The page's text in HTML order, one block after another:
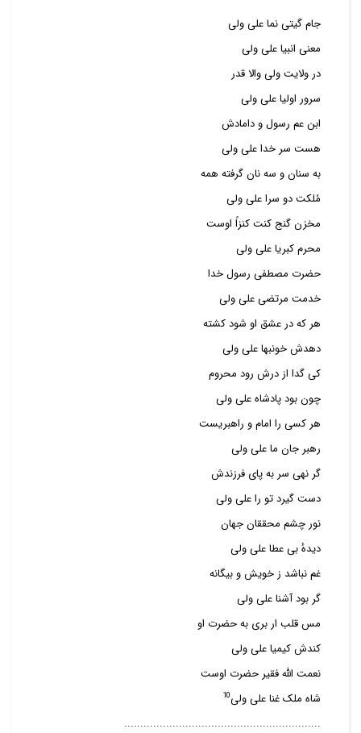
جام گیتی نما علی ولی
معنی انبیا علی ولی
در ولایت ولی والا قدر
سرور اولیا علی ولی
ابن عم رسول و دامادش
هست سر خدا علی ولی
به سنان و سه نان گرفته همه
مُلکت دو سرا علی ولی
مخزن گنج کنت کنزاً اوست
محرم کبریا علی ولی
حضرت مصطفی رسول خدا
خدمت مرتضی علی ولی
هر که در عشق او شود کشته
دهدش خونبها علی ولی
کی گدا از درش رود محروم
چون بود پادشاه علی ولی
هر کسی را امام و راهبریست
رهبر جان ما علی ولی
گر نهی سر به پای فرزندش
دست گیرد تو را علی ولی
نور چشم محققان جهان
دیدهٔ بی عطا علی ولی
غم نباشد ز خویش و بیگانه
گر بود آشنا علی ولی
مس قلب ار بری به حضرت او
کندش کیمیا علی ولی
نعمت الله فقیر حضرت اوست
شاه ملک غنا علی ولی10
.............................................................